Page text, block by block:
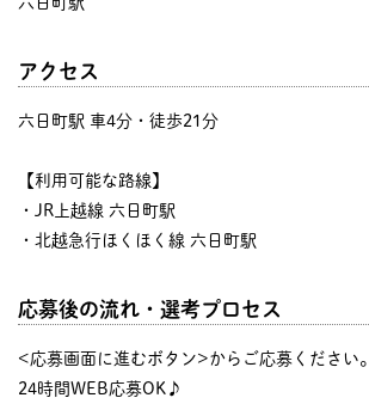
アクセス
六日町駅 車4分・徒歩21分
【利用可能な路線】
・JR上越線 六日町駅
・北越急行ほくほく線 六日町駅
応募後の流れ・選考プロセス
<応募画面に進むボタン>からご応募ください。
24時間WEB応募OK♪